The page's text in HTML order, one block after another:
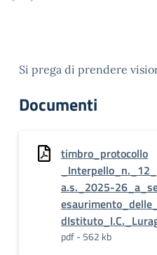
Si prega di prendere
Documenti
timbro_protocollo
a.s._2025-
pdf - 562 kb